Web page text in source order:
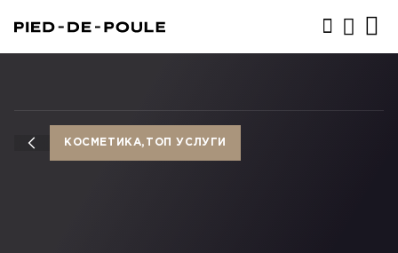
КОСМЕТИКА,ТОП УСЛУГИ